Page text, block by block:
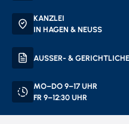
KANZLEI
IN HAGEN & NEUSS
AUSSER- &
MO–DO 9–17 UHR
FR 9–12:30 UHR